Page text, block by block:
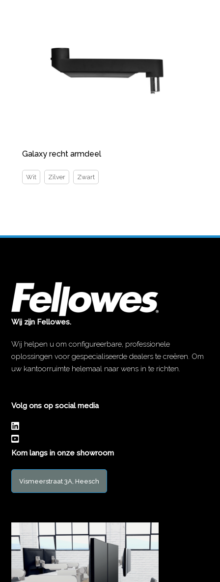
Galaxy recht armdeel
Wit Zilver Zwart
Wij zijn Fellowes.
Wij helpen u om configureerbare, professionele
oplossingen voor gespecialiseerde dealers te creëren. Om
uw kantoorruimte helemaal naar wens in te richten.
Volg ons op social media
Kom langs in onze showroom
Vismeerstraat 3A, Heesch